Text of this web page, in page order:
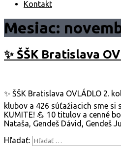
Kontakt
Mesiac:
✨ ŠŠK Bratislava
✨ ŠŠK Bratislava OVLÁDLO 2.
klubov a 426 súťažiacich sme
KUMITE! 💪 10 titulov a cenné
Nataša, Gendeš Dávid, Gendeš
Hľadať: